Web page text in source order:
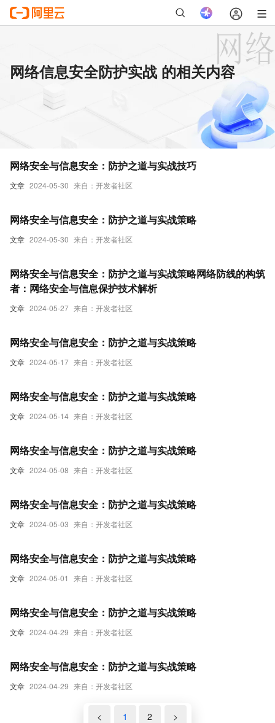
网络信息安全防护实战 的相关内容
文章 2024-05-30 来自：开发者社区
网络安全与信息安全：防护之道与实战技巧
文章 2024-05-30 来自：开发者社区
网络安全与信息安全：防护之道与实战策略
文章 2024-05-27 来自：开发者社区
网络安全与信息安全：防护之道与实战策略网络防线的构筑
者：网络安全与信息保护技术解析
文章 2024-05-17 来自：开发者社区
网络安全与信息安全：防护之道与实战策略
文章 2024-05-14 来自：开发者社区
网络安全与信息安全：防护之道与实战策略
文章 2024-05-08 来自：开发者社区
网络安全与信息安全：防护之道与实战策略
文章 2024-05-03 来自：开发者社区
网络安全与信息安全：防护之道与实战策略
文章 2024-05-01 来自：开发者社区
网络安全与信息安全：防护之道与实战策略
文章 2024-04-29 来自：开发者社区
网络安全与信息安全：防护之道与实战策略
文章 2024-04-29 来自：开发者社区
网络安全与信息安全：防护之道与实战策略
< 1 2 >